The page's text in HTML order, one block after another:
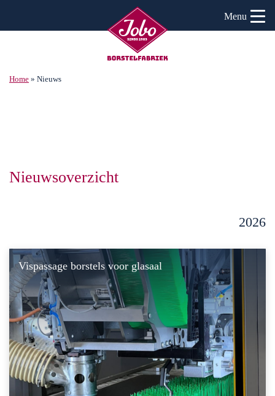
Menu
Home » Nieuws
Nieuwsoverzicht
2026
Vispassage borstels voor glasaal